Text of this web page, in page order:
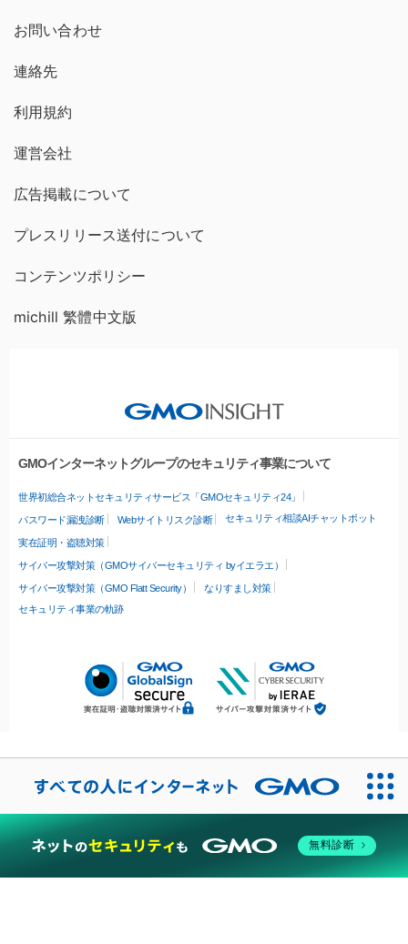
お問い合わせ
連絡先
利用規約
運営会社
広告掲載について
プレスリリース送付について
コンテンツポリシー
michill 繁體中文版
GMOインターネットグループのセキュリティ事業について
世界初総合ネットセキュリティサービス「GMOセキュリティ24」
パスワード漏洩診断 Webサイトリスク診断 セキュリティ相談AIチャットボット
実在証明・盗聴対策
サイバー攻撃対策（GMOサイバーセキュリティ byイエラエ）
サイバー攻撃対策（GMO Flatt Security）
なりすまし対策
セキュリティ事業の軌跡
無料診断